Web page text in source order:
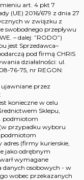
art. 4 pkt 7
(UE) 2016/679 z dnia 27
w związku z
swobodnego przepływu
– dalej: ”RODO”)
jest Sprzedawca–
pod firmą CHRIS
działalności: ul.
76-75, nr REGON:
przez
konieczne w celu
Sklepu,
podmiotom
przypadku wyboru
podmiotom
(firmy kurierskie,
jako odrębnym
wymagane
osobowych - w
wobec przekazanych